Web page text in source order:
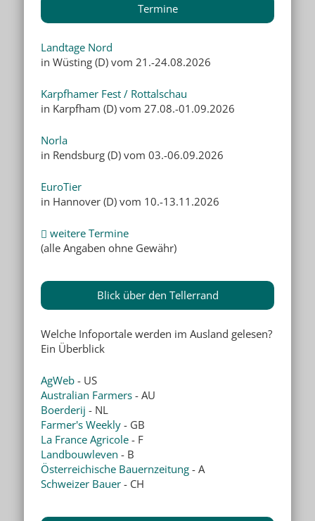
Termine
Landtage Nord
in Wüsting (D) vom 21.-24.08.2026
Karpfhamer Fest / Rottalschau
in Karpfham (D) vom 27.08.-01.09.2026
Norla
in Rendsburg (D) vom 03.-06.09.2026
EuroTier
in Hannover (D) vom 10.-13.11.2026
weitere Termine
(alle Angaben ohne Gewähr)
Blick über den Tellerrand
Welche Infoportale werden im Ausland gelesen?
Ein Überblick
AgWeb - US
Australian Farmers - AU
Boerderij - NL
Farmer's Weekly - GB
La France Agricole - F
Landbouwleven - B
Österreichische Bauernzeitung - A
Schweizer Bauer - CH